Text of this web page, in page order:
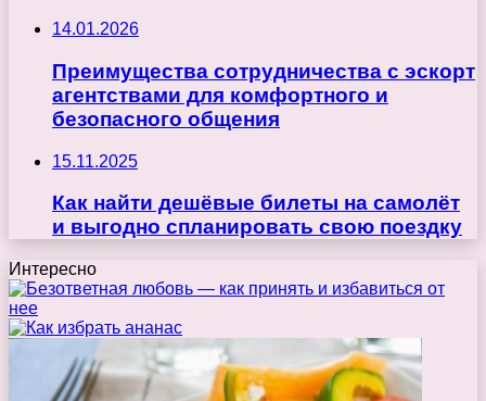
14.01.2026
Преимущества сотрудничества с эскорт
агентствами для комфортного и
безопасного общения
15.11.2025
Как найти дешёвые билеты на самолёт
и выгодно спланировать свою поездку
Интересно